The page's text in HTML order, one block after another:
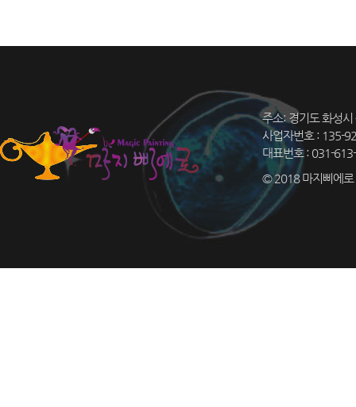
주소: 경기도 화성
사업자번호 : 135-
대표번호 : 031-
© 2018 마지삐에로